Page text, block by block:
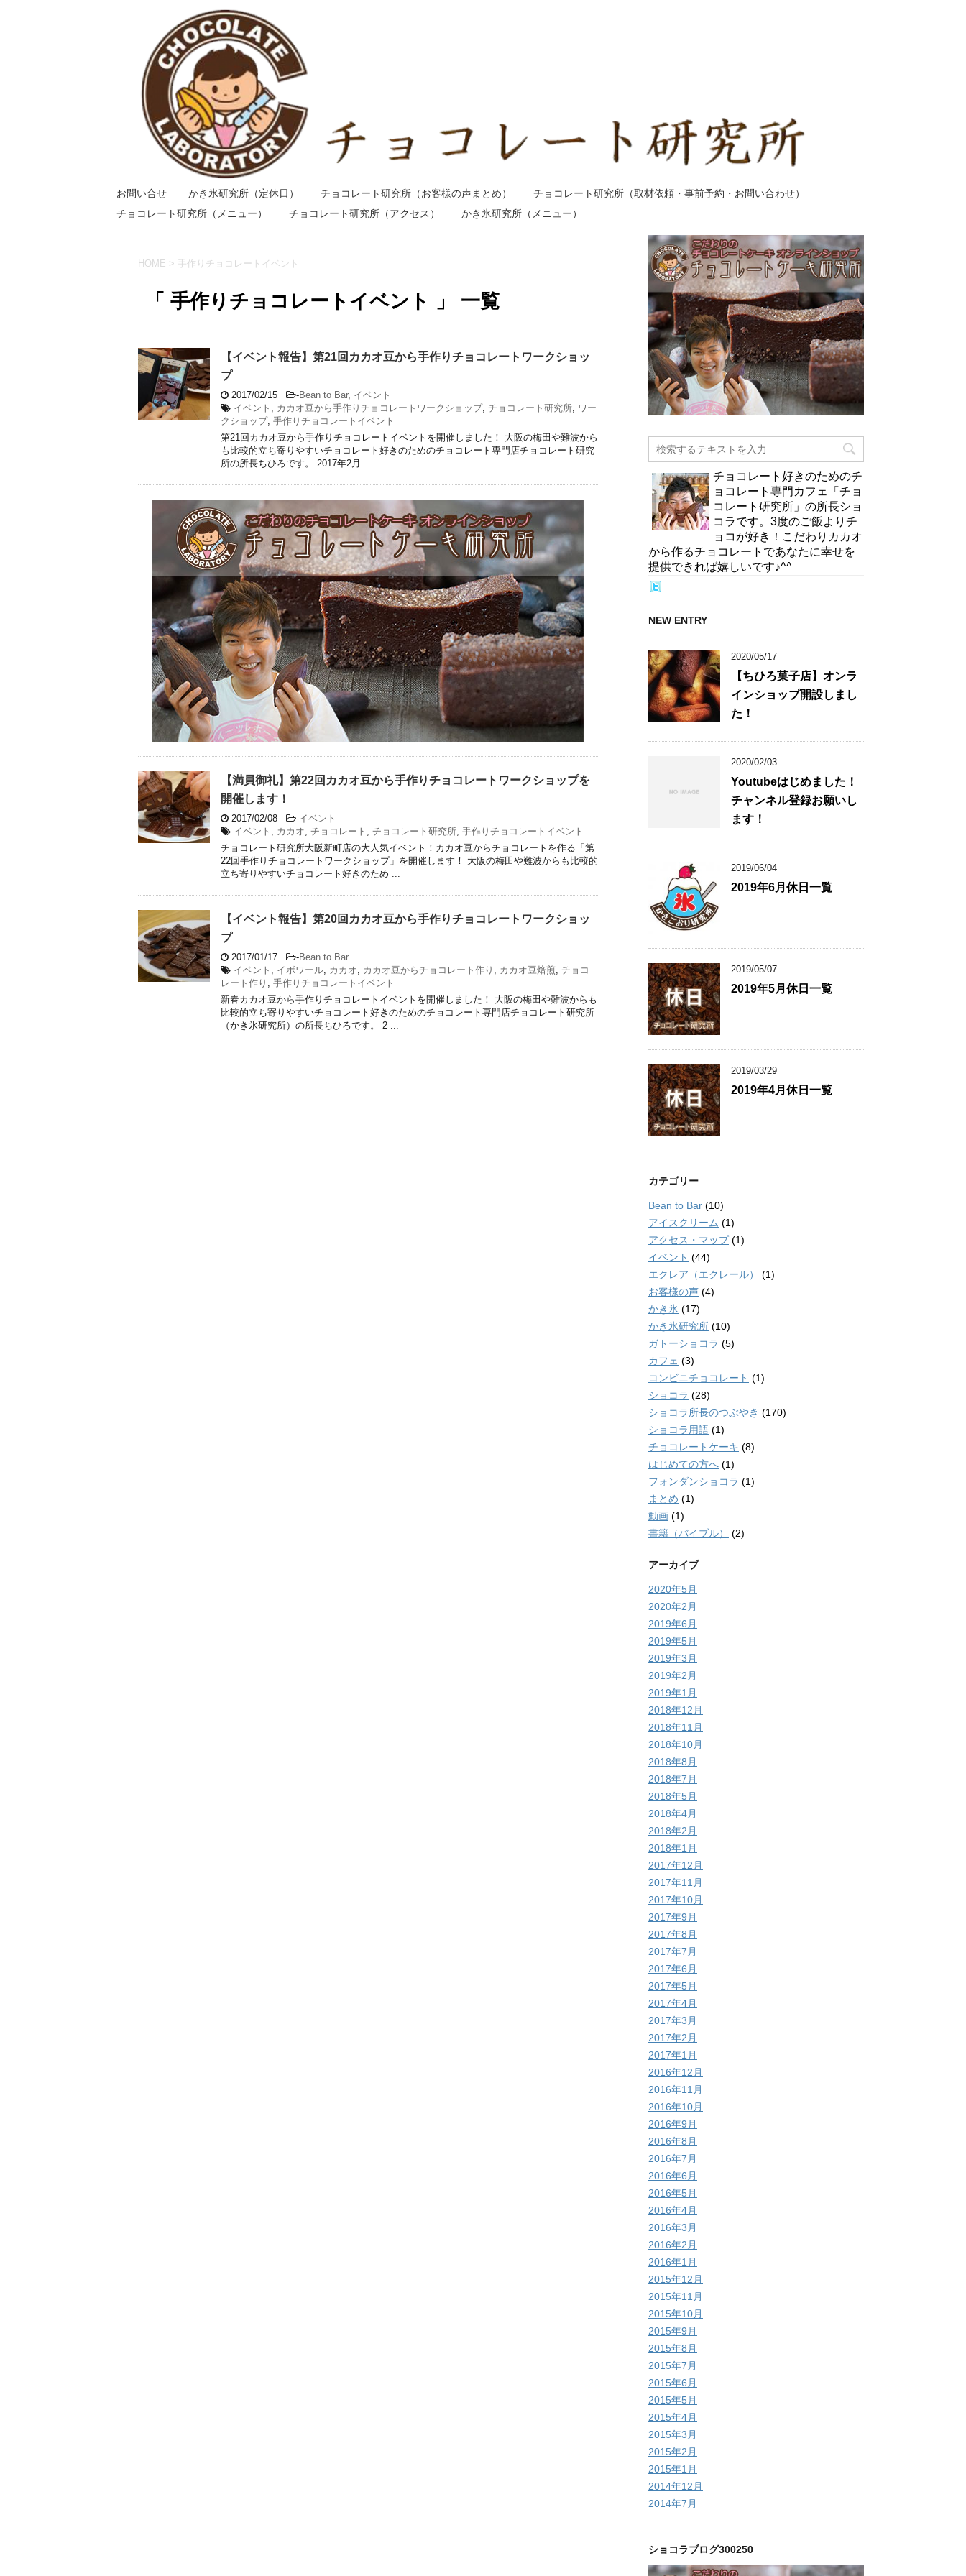
お問い合せ かき氷研究所（定休日） チョコレート研究所（お客様の声まとめ）
チョコレート研究所（取材依頼・事前予約・お問い合わせ）
チョコレート研究所（メニュー）
チョコレート研究所（アクセス） かき氷研究所（メニュー）
HOME > 手作りチョコレートイベント
「 手作りチョコレートイベント 」 一覧
【イベント報告】第21回カカオ豆から手作りチョコレートワークショッ
プ
2017/02/15 -Bean to Bar, イベント
イベント
カカオ豆から手作りチョコレートワークショップ, チョコレート研究所 ワー
クショップ, 手作りチョコレートイベント
第21回カカオ豆から手作りチョコレートイベントを開催しました！ 大阪の梅田や難波から
も比較的立ち寄りやすいチョコレート好きのためのチョコレート専門店チョコレート研究
所の所長ちひろです。 2017年2月 ...
【満員御礼】第22回カカオ豆から手作りチョコレートワークショップを
開催します！
2017/02/08 -イベント
イベント
カカオ チョコレート チョコレート研究所 手作りチョコレートイベント
チョコレート研究所大阪新町店の大人気イベント！カカオ豆からチョコレートを作る「第
22回手作りチョコレートワークショップ」を開催します！ 大阪の梅田や難波からも比較的
立ち寄りやすいチョコレート好きのため ...
【イベント報告】第20回カカオ豆から手作りチョコレートワークショッ
プ
2017/01/17 -Bean to Bar
イベント
イボワール カカオ カカオ豆からチョコレート作り カカオ豆焙煎 チョコ
レート作り
手作りチョコレートイベント
新春カカオ豆から手作りチョコレートイベントを開催しました！ 大阪の梅田や難波からも
比較的立ち寄りやすいチョコレート好きのためのチョコレート専門店チョコレート研究所
（かき氷研究所）の所長ちひろです。 2 ...
チョコレート好きのためのチ
ョコレート専門カフェ「チョ
コレート研究所」の所長ショ
コラです。3度のご飯よりチ
ョコが好き！こだわりカカオ
から作るチョコレートであなたに幸せを
提供できれば嬉しいです♪^^
NEW ENTRY
2020/05/17
【ちひろ菓子店】オンラ
インショップ開設しまし
た！
2020/02/03
Youtubeはじめました！
チャンネル登録お願いし
ます！
2019/06/04
2019年6月休日一覧
2019/05/07
2019年5月休日一覧
2019/03/29
2019年4月休日一覧
カテゴリー
Bean to Bar (10)
アイスクリーム (1)
アクセス・マップ(1)
イベント (44)
エクレア（エクレール）
(1)
お客様の声 (4)
かき氷 (17)
かき氷研究所 (10)
ガトーショコラ (5)
カフェ (3)
コンビニチョコレート (1)
ショコラ (28)
ショコラ所長のつぶやき (170)
ショコラ用語 (1)
チョコレートケーキ (8)
はじめての方へ (1)
フォンダンショコラ (1)
まとめ (1)
動画 (1)
書籍（バイブル）
(2)
アーカイブ
2020年5月
2020年2月
2019年6月
2019年5月
2019年3月
2019年2月
2019年1月
2018年12月
2018年11月
2018年10月
2018年8月
2018年7月
2018年5月
2018年4月
2018年2月
2018年1月
2017年12月
2017年11月
2017年10月
2017年9月
2017年8月
2017年7月
2017年6月
2017年5月
2017年4月
2017年3月
2017年2月
2017年1月
2016年12月
2016年11月
2016年10月
2016年9月
2016年8月
2016年7月
2016年6月
2016年5月
2016年4月
2016年3月
2016年2月
2016年1月
2015年12月
2015年11月
2015年10月
2015年9月
2015年8月
2015年7月
2015年6月
2015年5月
2015年4月
2015年3月
2015年2月
2015年1月
2014年12月
2014年7月
ショコラブログ300250